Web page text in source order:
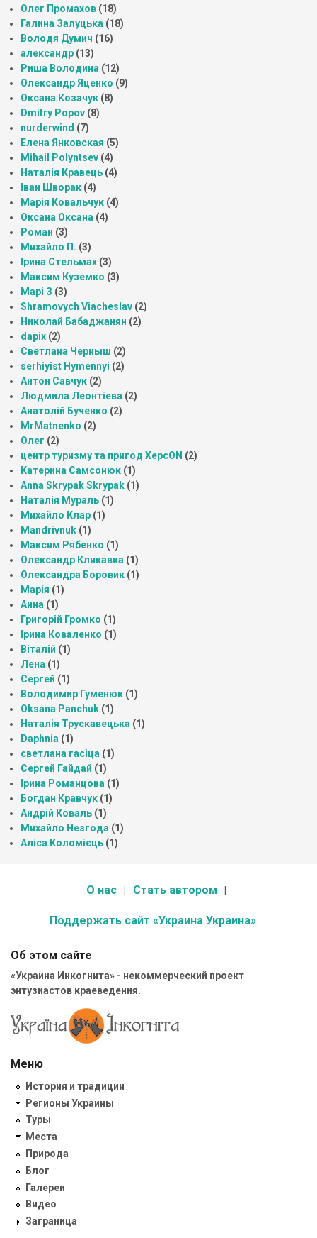
Олег Промахов (18)
Галина Залуцька (18)
Володя Думич (16)
александр (13)
Риша Володина (12)
Олександр Яценко (9)
Оксана Козачук (8)
Dmitry Popov (8)
nurderwind (7)
Елена Янковская (5)
Mihail Polyntsev (4)
Наталія Кравець (4)
Іван Шворак (4)
Марія Ковальчук (4)
Оксана Оксана (4)
Роман (3)
Михайло П. (3)
Ірина Стельмах (3)
Максим Куземко (3)
Марі З (3)
Shramovych Viacheslav (2)
Николай Бабаджанян (2)
dapix (2)
Светлана Черныш (2)
serhiyist Hymennyi (2)
Антон Савчук (2)
Людмила Леонтіева (2)
Анатолій Бученко (2)
MrMatnenko (2)
Олег (2)
центр туризму та пригод ХерсON (2)
Катерина Самсонюк (1)
Anna Skrypak Skrypak (1)
Наталія Мураль (1)
Михайло Клар (1)
Mandrivnuk (1)
Максим Рябенко (1)
Олександр Кликавка (1)
Олександра Боровик (1)
Марія (1)
Анна (1)
Григорій Громко (1)
Ірина Коваленко (1)
Віталій (1)
Лена (1)
Сергей (1)
Володимир Гуменюк (1)
Oksana Panchuk (1)
Наталія Трускавецька (1)
Daphnia (1)
светлана гасіца (1)
Сергей Гайдай (1)
Ірина Романцова (1)
Богдан Кравчук (1)
Андрій Коваль (1)
Михайло Незгода (1)
Аліса Коломієць (1)
О нас Стать автором
Поддержать сайт «Украина Украина»
Об этом сайте
«Украина Инкогнита» - некоммерческий проект
энтузиастов краеведения.
Меню
История и традиции
Регионы Украины
Туры
Места
Природа
Блог
Галереи
Видео
Заграница